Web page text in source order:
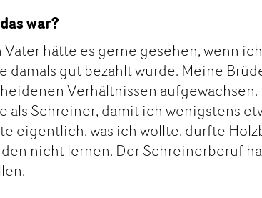
war?
Vater hätte es gerne gesehen, wenn
damals gut bezahlt wurde. Meine
Verhältnissen
als Schreiner, damit ich wenigstens
eigentlich, was ich wollte, durfte
nicht lernen. Der Schreinerberuf